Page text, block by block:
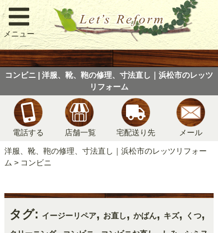
メニュー
コンビニ | 洋服、靴、鞄の修理、寸法直し｜浜松市のレッツ
リフォーム
電話する 店舗一覧 宅配送り先 メール
洋服、靴、鞄の修理、寸法直し｜浜松市のレッツリフォー
ム > コンビニ
タグ: イージーリペア, お直し, かばん, キズ, くつ,